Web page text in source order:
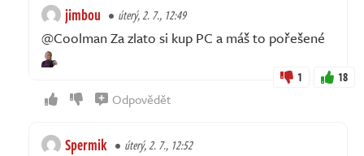
jimbou úterý, 2. 7., 12:49
@Coolman Za zlato si kup PC a máš to pořešené
1 18
Odpovědět
Spermik úterý, 2. 7., 12:52